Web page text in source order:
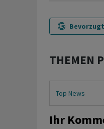
THEMEN
Top News
Ihr